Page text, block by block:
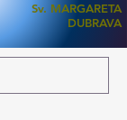
Sv. MARGARETA
DUBRAVA